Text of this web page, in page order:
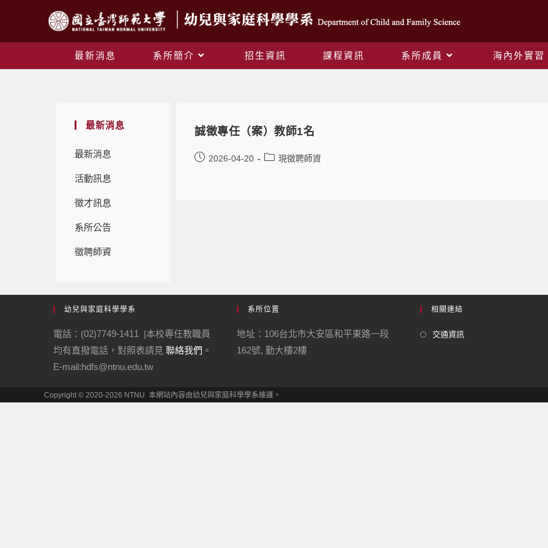
最新消息 系所簡介 招生資訊 課程資訊 系所成員 海內外實習
最新消息
最新消息
活動訊息
徵才訊息
系所公告
徵聘師資
誠徵專任（案）教師1名
2026-04-20 現徵聘師資
幼兒與家庭科學學系
電話：(02)7749-1411 |本校專任教職員
均有直撥電話，對照表請見 聯絡我們 。
E-mail:hdfs@ntnu.edu.tw
系所位置
地址：106台北市大安區和平東路一段
162號, 勤大樓2樓
相關連結
交通資訊
Copyright © 2020-2026 NTNU. 本網站內容由幼兒與家庭科學學系維護。